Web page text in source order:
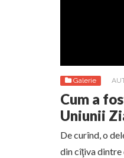
Galerie
Cum a
Uniunii
De curînd, o
din cîţiva